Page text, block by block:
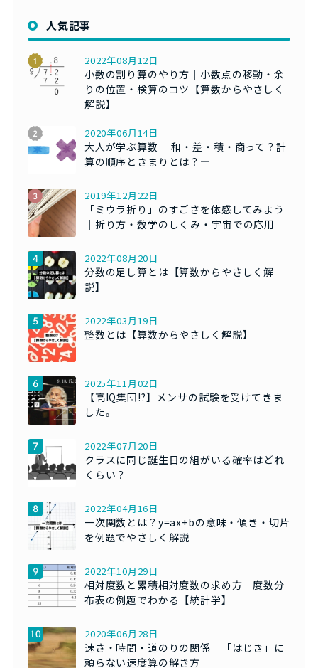
人気記事
2022年08月12日
小数の割り算のやり方｜小数点の移動・余
りの位置・検算のコツ【算数からやさしく
解説】
2020年06月14日
大人が学ぶ算数 ―和・差・積・商って？計
算の順序ときまりとは？―
2019年12月22日
「ミウラ折り」のすごさを体感してみよう
｜折り方・数学のしくみ・宇宙での応用
2022年08月20日
分数の足し算とは【算数からやさしく解
説】
2022年03月19日
整数とは【算数からやさしく解説】
2025年11月02日
【高IQ集団!?】メンサの試験を受けてきま
した。
2022年07月20日
クラスに同じ誕生日の組がいる確率はどれ
くらい？
2022年04月16日
一次関数とは？y=ax+bの意味・傾き・切片
を例題でやさしく解説
2022年10月29日
相対度数と累積相対度数の求め方｜度数分
布表の例題でわかる【統計学】
2020年06月28日
速さ・時間・道のりの関係｜「はじき」に
頼らない速度算の解き方